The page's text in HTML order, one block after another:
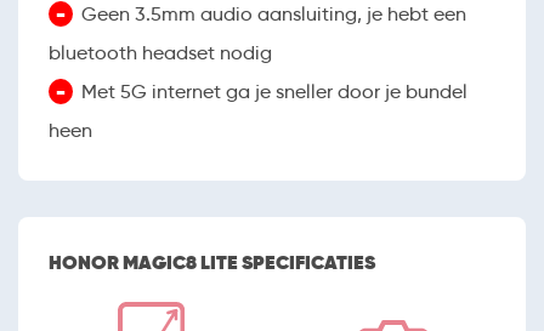
-
Geen 3.5mm audio aansluiting, je hebt een
bluetooth headset nodig
-
Met 5G internet ga je sneller door je bundel
heen
HONOR MAGIC8 LITE SPECIFICATIES